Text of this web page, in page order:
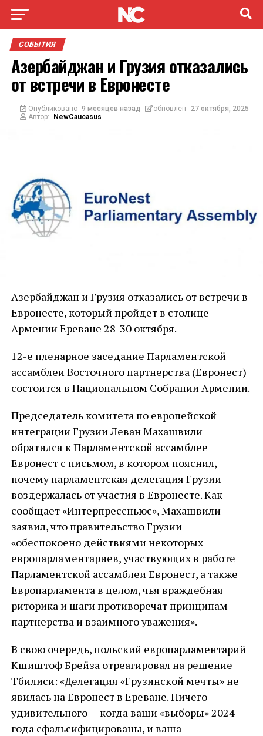
СОБЫТИЯ
Азербайджан и Грузия отказались
от встречи в Евронесте
Опубликовано 9 месяцев назад обновлён
27 октября, 2025
Автор:
NewCaucasus
Азербайджан и Грузия отказались от встречи в
Евронесте, который пройдет в столице
Армении Ереване 28-30 октября.
12-е пленарное заседание Парламентской
ассамблеи Восточного партнерства (Евронест)
состоится в Национальном Собрании Армении.
Председатель комитета по европейской
интеграции Грузии Леван Махашвили
обратился к Парламентской ассамблее
Евронест с письмом, в котором пояснил,
почему парламентская делегация Грузии
воздержалась от участия в Евронесте. Как
сообщает «Интерпрессньюс», Махашвили
заявил, что правительство Грузии
«обеспокоено действиями некоторых
европарламентариев, участвующих в работе
Парламентской ассамблеи Евронест, а также
Европарламента в целом, чья враждебная
риторика и шаги противоречат принципам
партнерства и взаимного уважения».
В свою очередь, польский европарламентарий
Кшиштоф Брейза отреагировал на решение
Тбилиси: «Делегация «Грузинской мечты» не
явилась на Евронест в Ереване. Ничего
удивительного — когда ваши «выборы» 2024
года сфальсифицированы, и ваша